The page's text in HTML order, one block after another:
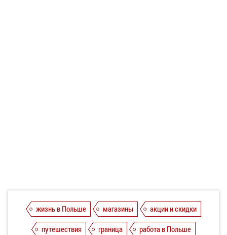
жизнь в Польше магазины
акции и скидки
путешествия
граница
работа в Польше